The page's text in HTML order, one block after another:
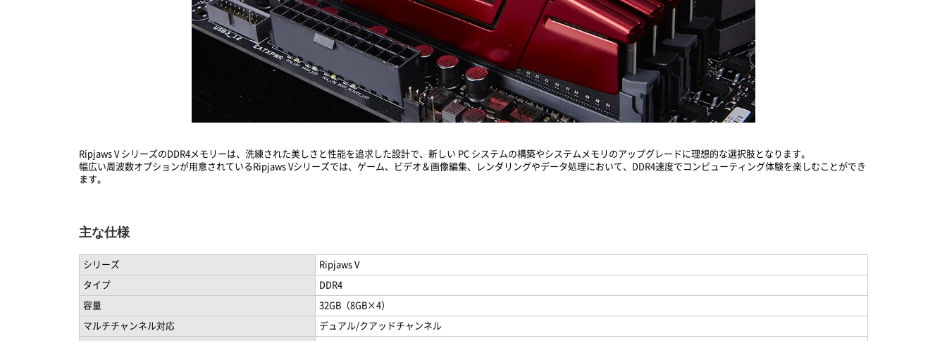
Ripjaws V シリーズのDDR4メモリーは、洗練された美しさと性能を追求した設計で、新しい PC システムの構築やシステムメモリのアップグレードに理想的な選択肢となります。
幅広い周波数オプションが用意されているRipjaws Vシリーズでは、ゲーム、ビデオ＆画像編集、レンダリングやデータ処理において、DDR4速度でコンピューティング体験を楽しむことができ
ます。
主な仕様
シリーズ Ripjaws V
タイプ DDR4
容量 32GB（8GB×4）
マルチチャンネル対応 デュアル/クアッドチャンネル